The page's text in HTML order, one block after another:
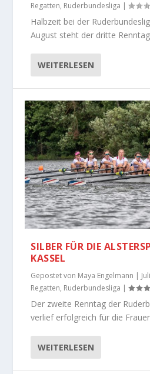
Regatten, Ruderbundesliga |
Halbzeit bei der
August steht der dritte
WEITERLESEN
SILBER FÜR DIE
KASSEL
Gepostet von Maya Engelmann |
Regatten, Ruderbundesliga |
Der zweite Renntag der
verlief erfolgreich für die
WEITERLESEN